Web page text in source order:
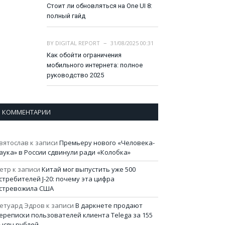
Стоит ли обновляться на One UI 8:
полный гайд
BY DIGITAL REPORT
31/08/2025 00:31
Как обойти ограничения
мобильного интернета: полное
руководство 2025
КОММЕНТАРИИ
к записи Премьеру нового «Человека-
в России сдвинули ради «Колобка»
к записи Китай мог выпустить уже 500
J-20: почему эта цифра
США
Эдров к записи В даркнете продают
пользователей клиента Telega за 155